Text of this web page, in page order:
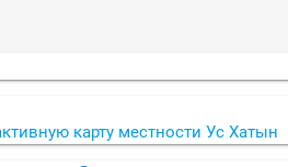
карту местности Ус Хатын